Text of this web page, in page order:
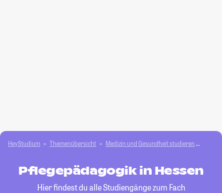
HeyStudium Themenübersicht Medizin und Gesundheit studieren
Pflegepädagogik in Hessen
Hier findest du alle Studiengänge zum Fach